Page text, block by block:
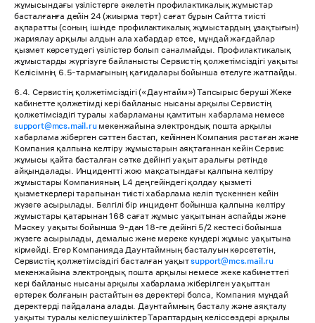
жұмысындағы үзілістерге әкелетін профилактикалық жұмыстар
басталғанға дейін 24 (жиырма төрт) сағат бұрын Сайтта тиісті
ақпаратты (соның ішінде профилактикалық жұмыстардың ұзақтығын)
жариялау арқылы алдын ала хабардар етсе, мұндай жағдайлар
қызмет көрсетудегі үзілістер болып саналмайды. Профилактикалық
жұмыстарды жүргізуге байланысты Сервистің қолжетімсіздігі уақыты
Келісімнің 6.5-тармағының қағидалары бойынша өтелуге жатпайды.
6.4. Сервистің қолжетімсіздігі («Даунтайм») Тапсырыс беруші Жеке
кабинетте қолжетімді кері байланыс нысаны арқылы Сервистің
қолжетімсіздігі туралы хабарламаны қамтитын хабарлама немесе
support@mcs.mail.ruмекенжайына электрондық пошта арқылы
хабарлама жіберген сәттен бастап, кейіннен Компания растаған және
Компания қалпына келтіру жұмыстарын аяқтағаннан кейін Сервис
жұмысы қайта басталған сәтке дейінгі уақыт аралығы ретінде
айқындалады. Инцидентті жою мақсатындағы қалпына келтіру
жұмыстары Компанияның L4 деңгейіндегі қолдау қызметі
қызметкерлері тарапынан тиісті хабарлама келіп түскеннен кейін
жүзеге асырылады. Белгілі бір инцидент бойынша қалпына келтіру
жұмыстары қатарынан 168 сағат жұмыс уақытынан аспайды және
Мәскеу уақыты бойынша 9-дан 18-ге дейінгі 5/2 кестесі бойынша
жүзеге асырылады, демалыс және мереке күндері жұмыс уақытына
кірмейді. Егер Компанияда Даунтаймның басталуын көрсететін,
Сервистің қолжетімсіздігі басталған уақытsupport@mcs.mail.ru
мекенжайына электрондық пошта арқылы немесе жеке кабинеттегі
кері байланыс нысаны арқылы хабарлама жіберілген уақыттан
ертерек болғанын растайтын өз деректері болса, Компания мұндай
деректерді пайдалана алады. Даунтаймның басталу және аяқталу
уақыты туралы келіспеушіліктер Тараптардың келіссөздері арқылы